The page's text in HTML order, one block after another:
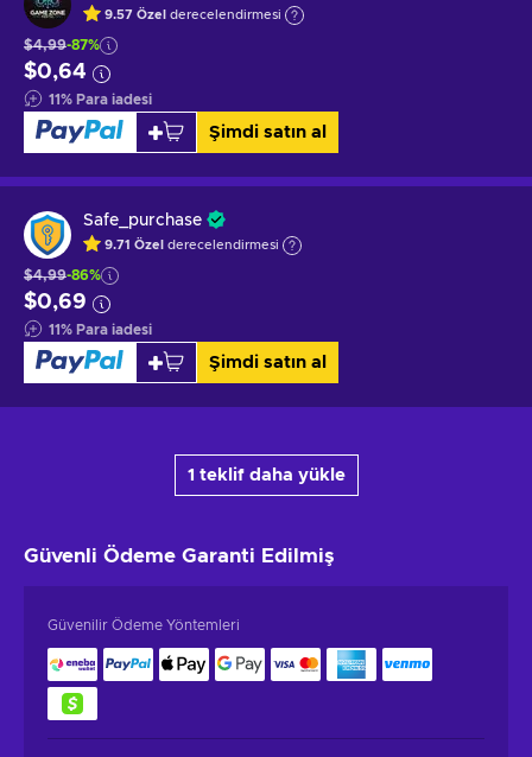
9.57 Özel derecelendirmesi
$4,99-87%
$0,64
11% Para iadesi
Şimdi satın al
Safe_purchase
9.71 Özel derecelendirmesi
$4,99-86%
$0,69
11% Para iadesi
Şimdi satın al
1 teklif daha yükle
Güvenli Ödeme Garanti Edilmiş
Güvenilir Ödeme Yöntemleri